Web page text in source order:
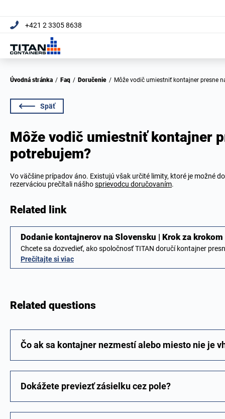
+421 2 3305 8638
Úvodná stránka / Faq / Doručenie / Môže vodič umiestniť kontajner presne
Späť
Môže vodič umiestniť kontajner
potrebujem?
Vo väčšine prípadov áno. Existujú však určité limity, ktoré je možné
rezerváciou prečítali nášhosprievodcu doručovaním.
Related link
Dodanie kontajnerov na Slovensku | Krok za krokom
Chcete sa dozvedieť, ako spoločnosť TITAN doručí kontajner
Prečítajte si viac
Related questions
Čo ak sa kontajner nezmestí alebo miesto nie je
Dokážete previezť zásielku cez pole?